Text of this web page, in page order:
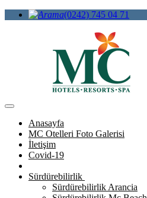
(0242) 745 04 71
Anasayfa
MC Otelleri Foto Galerisi
İletişim
Covid-19
Sürdürebilirlik
Sürdürebilirlik Arancia